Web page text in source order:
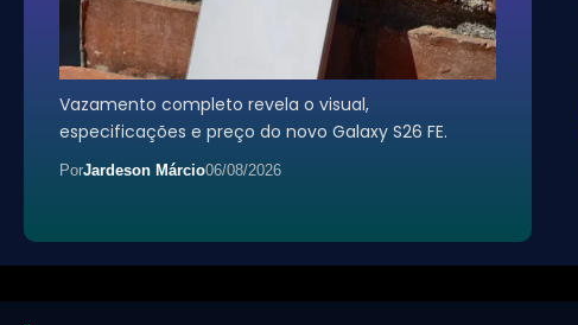
Vazamento completo revela o visual,
especificações e preço do novo Galaxy S26 FE.
PorJardeson Márcio06/08/2026